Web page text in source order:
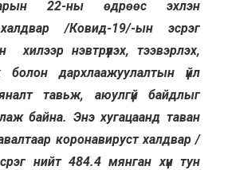
22-ны өдрөөс эхлэн
/Ковид-19/-ын эсрэг
нэвтрүүлэх, тээвэрлэх,
болон дархлаажуулалтын үйл
тавьж, аюулгүй байдлыг
байна. Энэ хугацаанд таван
коронавируст халдвар /
нийт 484.4 мянган хүн тун